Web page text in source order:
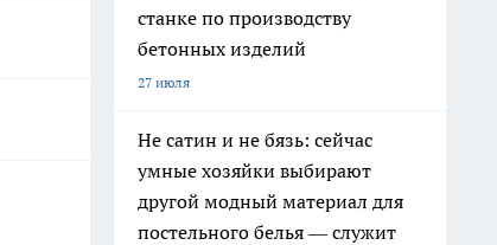
станке по производству
бетонных изделий
27 июля
Не сатин и не бязь: сейчас
умные хозяйки выбирают
другой модный материал для
постельного белья — служит